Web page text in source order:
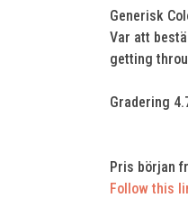
Generisk
Var att
getting
Gradering
Pris början
Follow this